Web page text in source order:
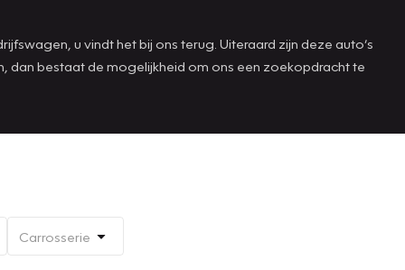
u vindt het bij ons terug. Uiteraard zijn deze auto’s
dan bestaat de mogelijkheid om ons een zoekopdracht te
Carrosserie